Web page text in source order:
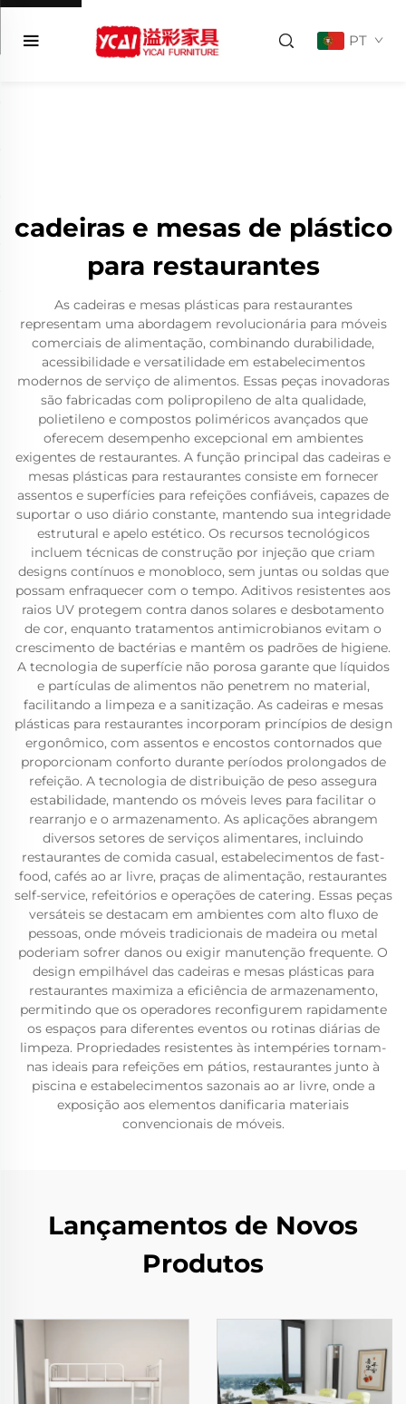
PT
cadeiras e mesas de plástico
para restaurantes
As cadeiras e mesas plásticas para restaurantes
representam uma abordagem revolucionária para móveis
comerciais de alimentação, combinando durabilidade,
acessibilidade e versatilidade em estabelecimentos
modernos de serviço de alimentos. Essas peças inovadoras
são fabricadas com polipropileno de alta qualidade,
polietileno e compostos poliméricos avançados que
oferecem desempenho excepcional em ambientes
exigentes de restaurantes. A função principal das cadeiras e
mesas plásticas para restaurantes consiste em fornecer
assentos e superfícies para refeições confiáveis, capazes de
suportar o uso diário constante, mantendo sua integridade
estrutural e apelo estético. Os recursos tecnológicos
incluem técnicas de construção por injeção que criam
designs contínuos e monobloco, sem juntas ou soldas que
possam enfraquecer com o tempo. Aditivos resistentes aos
raios UV protegem contra danos solares e desbotamento
de cor, enquanto tratamentos antimicrobianos evitam o
crescimento de bactérias e mantêm os padrões de higiene.
A tecnologia de superfície não porosa garante que líquidos
e partículas de alimentos não penetrem no material,
facilitando a limpeza e a sanitização. As cadeiras e mesas
plásticas para restaurantes incorporam princípios de design
ergonômico, com assentos e encostos contornados que
proporcionam conforto durante períodos prolongados de
refeição. A tecnologia de distribuição de peso assegura
estabilidade, mantendo os móveis leves para facilitar o
rearranjo e o armazenamento. As aplicações abrangem
diversos setores de serviços alimentares, incluindo
restaurantes de comida casual, estabelecimentos de fast-
food, cafés ao ar livre, praças de alimentação, restaurantes
self-service, refeitórios e operações de catering. Essas peças
versáteis se destacam em ambientes com alto fluxo de
pessoas, onde móveis tradicionais de madeira ou metal
poderiam sofrer danos ou exigir manutenção frequente. O
design empilhável das cadeiras e mesas plásticas para
restaurantes maximiza a eficiência de armazenamento,
permitindo que os operadores reconfigurem rapidamente
os espaços para diferentes eventos ou rotinas diárias de
limpeza. Propriedades resistentes às intempéries tornam-
nas ideais para refeições em pátios, restaurantes junto à
piscina e estabelecimentos sazonais ao ar livre, onde a
exposição aos elementos danificaria materiais
convencionais de móveis.
Lançamentos de Novos
Produtos